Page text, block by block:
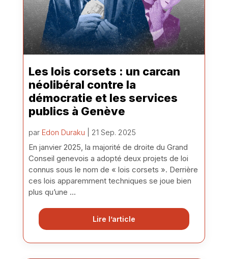
Les lois corsets : un carcan
néolibéral contre la
démocratie et les services
publics à Genève
par Edon Duraku | 21 Sep. 2025
En janvier 2025, la majorité de droite du Grand
Conseil genevois a adopté deux projets de loi
connus sous le nom de « lois corsets ». Derrière
ces lois apparemment techniques se joue bien
plus qu’une ...
Lire l’article